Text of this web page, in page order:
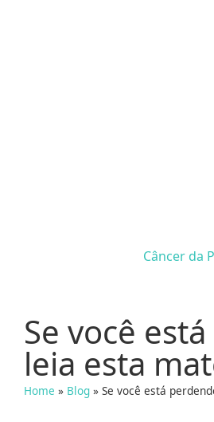
Câncer da
Se você
leia esta
Home » Blog » Se você está